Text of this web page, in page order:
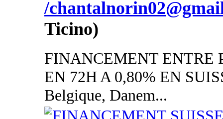
/
Ticino)
FINANCEMENT ENTRE
EN 72H A 0,80% EN
Belgique, Danem...